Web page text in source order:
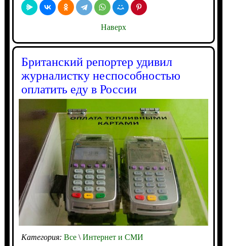
Наверх
Британский репортер удивил
журналистку неспособностью
оплатить еду в России
Категория: Все\Интернет и СМИ